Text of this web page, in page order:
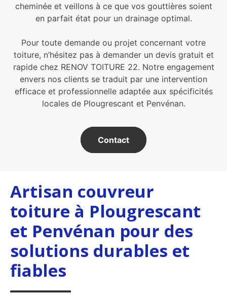
cheminée et veillons à ce que vos gouttières soient
en parfait état pour un drainage optimal.
Pour toute demande ou projet concernant votre
toiture, n’hésitez pas à demander un devis gratuit et
rapide chez RENOV TOITURE 22. Notre engagement
envers nos clients se traduit par une intervention
efficace et professionnelle adaptée aux spécificités
locales de Plougrescant et Penvénan.
Contact
Artisan couvreur
toiture à Plougrescant
et Penvénan pour des
solutions durables et
fiables